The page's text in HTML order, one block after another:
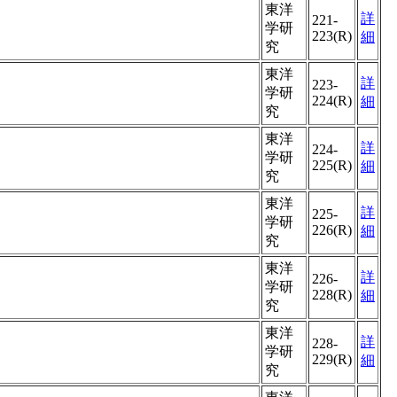
東洋
学研
究
221-
223(R)
詳
細
東洋
学研
究
223-
224(R)
詳
細
東洋
学研
究
224-
225(R)
詳
細
東洋
学研
究
225-
226(R)
詳
細
東洋
学研
究
226-
228(R)
詳
細
東洋
学研
究
228-
229(R)
詳
細